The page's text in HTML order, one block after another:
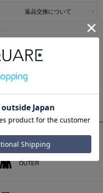
返品交換について
ついて
ー
OUTER